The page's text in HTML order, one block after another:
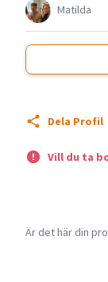
Matilda
Dela Profil
Vill du ta
Är det här din